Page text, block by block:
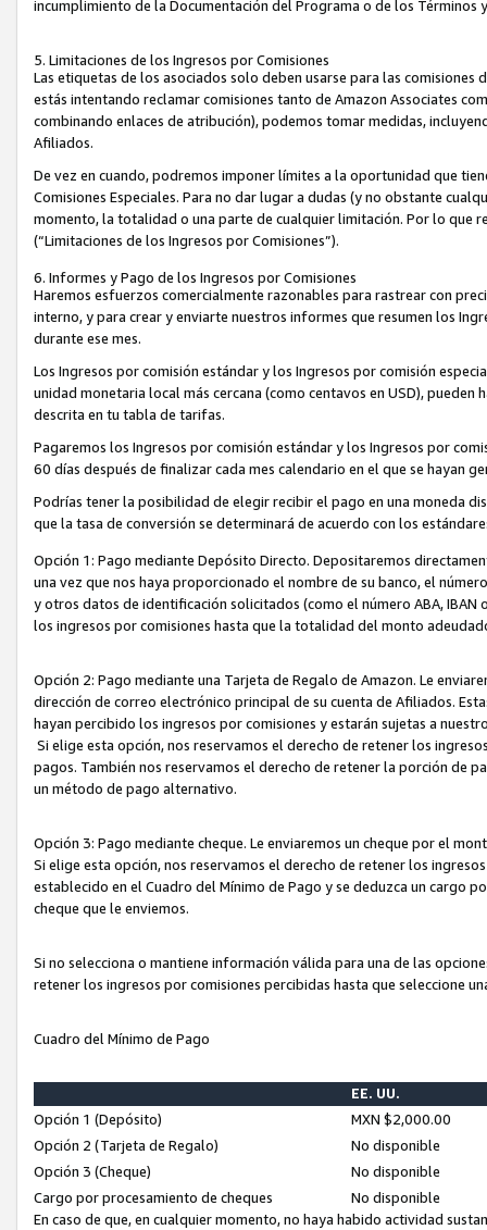
incumplimiento de la Documentación del Programa o de los Términos
5. Limitaciones de los Ingresos por Comisiones
Las etiquetas de los asociados solo deben usarse para las
estás intentando reclamar comisiones tanto de Amazon Associates
combinando enlaces de atribución), podemos tomar medidas,
Afiliados.
De vez en cuando, podremos imponer límites a la oportunidad que
Comisiones Especiales. Para no dar lugar a dudas (y no obstante
momento, la totalidad o una parte de cualquier limitación. Por lo que
(“Limitaciones de los Ingresos por Comisiones”).
6. Informes y Pago de los Ingresos por Comisiones
Haremos esfuerzos comercialmente razonables para rastrear con
interno, y para crear y enviarte nuestros informes que resumen los
durante ese mes.
Los Ingresos por comisión estándar y los Ingresos por comisión
unidad monetaria local más cercana (como centavos en USD),
descrita en tu tabla de tarifas.
Pagaremos los Ingresos por comisión estándar y los Ingresos por
60 días después de finalizar cada mes calendario en el que se hayan
Podrías tener la posibilidad de elegir recibir el pago en una moneda
que la tasa de conversión se determinará de acuerdo con los
Opción 1: Pago mediante Depósito Directo. Depositaremos
una vez que nos haya proporcionado el nombre de su banco, el
y otros datos de identificación solicitados (como el número ABA,
los ingresos por comisiones hasta que la totalidad del monto
Opción 2: Pago mediante una Tarjeta de Regalo de Amazon. Le
dirección de correo electrónico principal de su cuenta de Afiliados.
hayan percibido los ingresos por comisiones y estarán sujetas a
Si elige esta opción, nos reservamos el derecho de retener los
pagos. También nos reservamos el derecho de retener la porción de
un método de pago alternativo.
Opción 3: Pago mediante cheque. Le enviaremos un cheque por el
Si elige esta opción, nos reservamos el derecho de retener los
establecido en el Cuadro del Mínimo de Pago y se deduzca un cargo
cheque que le enviemos.
Si no selecciona o mantiene información válida para una de las
retener los ingresos por comisiones percibidas hasta que seleccione
Cuadro del Mínimo de Pago
EE. UU.
Opción 1 (Depósito)
MXN $2,000.00
Opción 2 (Tarjeta de Regalo)
No disponible
Opción 3 (Cheque)
No disponible
Cargo por procesamiento de cheques
No disponible
En caso de que, en cualquier momento, no haya habido actividad